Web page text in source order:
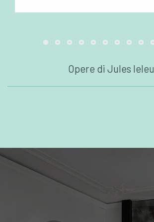
Opere di Jules leleu